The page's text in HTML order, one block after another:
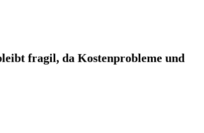
fragil, da Kostenprobleme und